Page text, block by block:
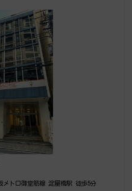
メトロ御堂筋線 淀屋橋駅 徒歩5分